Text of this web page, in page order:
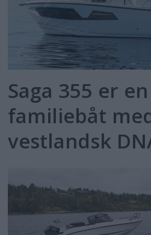
Saga 355 er
familiebåt
vestlandsk